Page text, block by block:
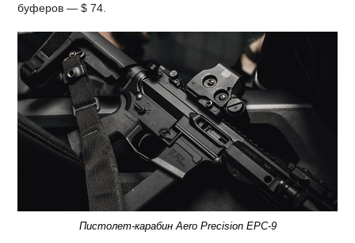
буферов — $ 74.
Пистолет-карабин Aero Precision EPC-9